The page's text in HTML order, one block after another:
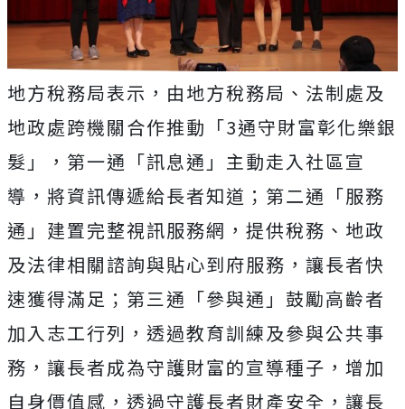
地方稅務局表示，由地方稅務局、法制處及
地政處跨機關合作推動「3通守財富彰化樂銀
髮」，第一通「訊息通」主動走入社區宣
導，將資訊傳遞給長者知道；第二通「服務
通」建置完整視訊服務網，提供稅務、地政
及法律相關諮詢與貼心到府服務，讓長者快
速獲得滿足；第三通「參與通」鼓勵高齡者
加入志工行列，透過教育訓練及參與公共事
務，讓長者成為守護財富的宣導種子，增加
自身價值感，透過守護長者財產安全，讓長